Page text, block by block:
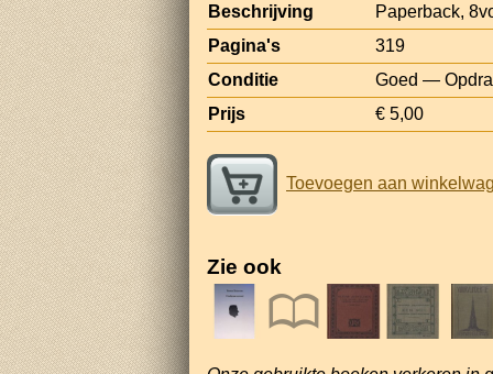
Beschrijving
Paperback,
Pagina's
319
Conditie
Goed —
Prijs
€ 5,00
Toevoegen aan
Zie ook